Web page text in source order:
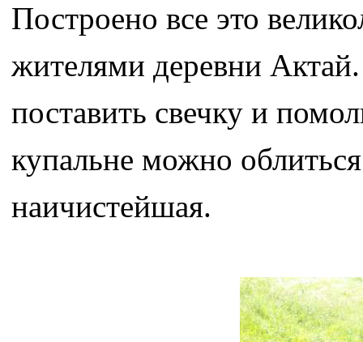
Построено все это
жителями деревни
поставить свечку и
купальне можно
наичистейшая.